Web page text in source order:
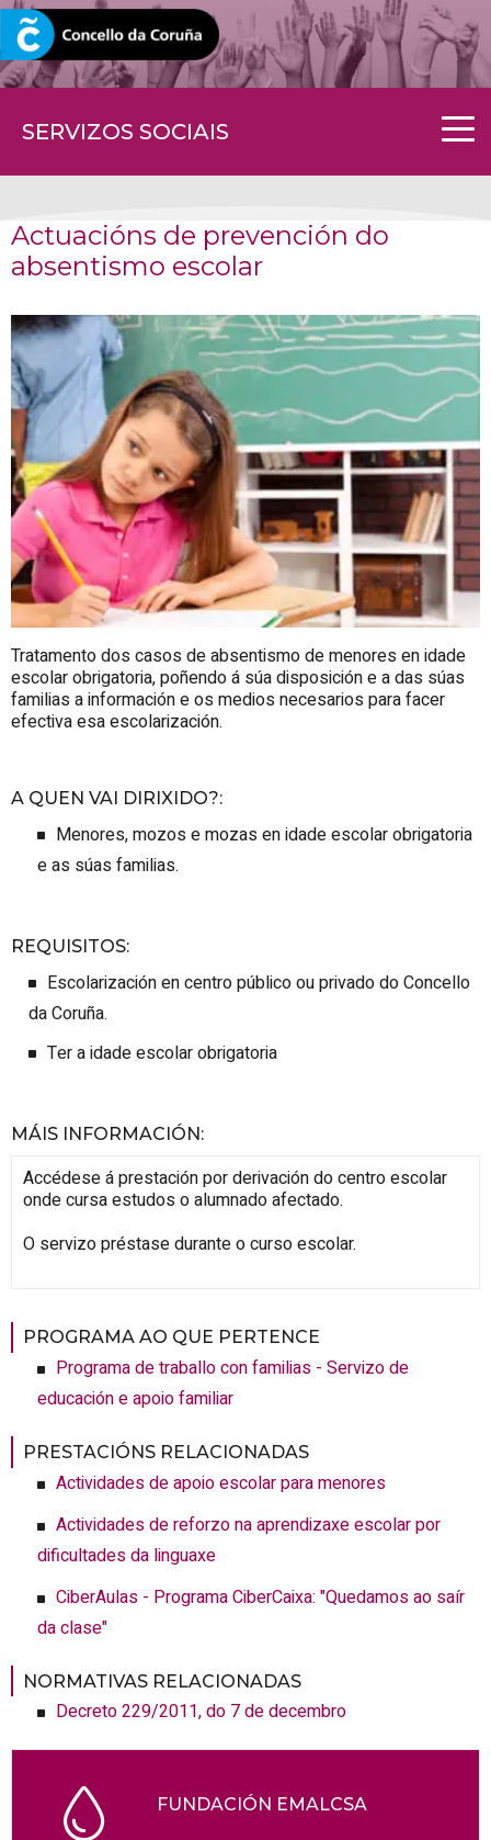
SERVIZOS SOCIAIS
CORUNA.GAL
Actuacións de prevención do
absentismo escolar
Tratamento dos casos de absentismo de menores en idade
escolar obrigatoria, poñendo á súa disposición e a das súas
familias a información e os medios necesarios para facer
efectiva esa escolarización.
A QUEN VAI DIRIXIDO?:
Menores, mozos e mozas en idade escolar obrigatoria
e as súas familias.
REQUISITOS:
Escolarización en centro público ou privado do Concello
da Coruña.
Ter a idade escolar obrigatoria
MÁIS INFORMACIÓN:
Accédese á prestación por derivación do centro escolar
onde cursa estudos o alumnado afectado.
O servizo préstase durante o curso escolar.
PROGRAMA AO QUE PERTENCE
Programa de traballo con familias - Servizo de
educación e apoio familiar
PRESTACIÓNS RELACIONADAS
Actividades de apoio escolar para menores
Actividades de reforzo na aprendizaxe escolar por
dificultades da linguaxe
CiberAulas - Programa CiberCaixa: "Quedamos ao saír
da clase"
NORMATIVAS RELACIONADAS
Decreto 229/2011, do 7 de decembro
FUNDACIÓN EMALCSA